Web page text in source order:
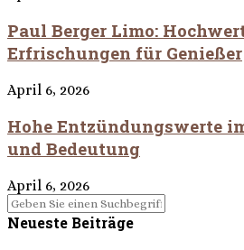
Paul Berger Limo:
Erfrischungen für Genießer
April 6, 2026
Hohe Entzündungswerte
und Bedeutung
April 6, 2026
Neueste Beiträge